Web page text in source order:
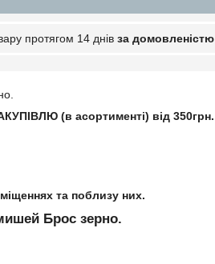
протягом 14 днів за домовленістю
(в асортименті) від 350грн.
та поблизу них.
Брос зерно.